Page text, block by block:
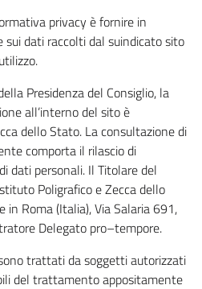
privacy è fornire in
dati raccolti dal suindicato sito
Presidenza del Consiglio, la
all’interno del sito è
dello Stato. La consultazione di
comporta il rilascio di
dati personali. Il Titolare del
Poligrafico e Zecca dello
in Roma (Italia), Via Salaria 691,
Delegato pro–tempore.
trattati da soggetti autorizzati
del trattamento appositamente